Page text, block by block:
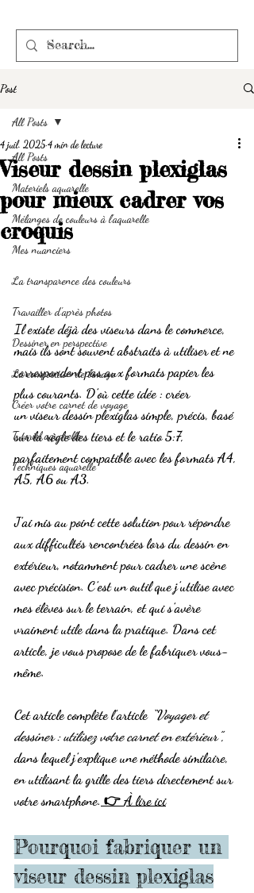
Post
All Posts
Materiels aquarelle
Mélanges de couleurs à l'aquarelle
Mes nuanciers
La transparence des couleurs
Travailler d'après photos
Dessiner en perspective
La composition de l'image
Créer votre carnet de voyage
Tutoriel aquarelle
Techniques aquarelle
All Posts
Viseur dessin plexiglas
pour mieux cadrer vos
croquis
4 juil. 2025 4 min de lecture
Il existe déjà des viseurs dans le commerce,
mais ils sont souvent abstraits à utiliser et ne
correspondent pas aux formats papier les
plus courants. D’où cette idée : créer
un viseur dessin plexiglas simple, précis, basé
sur la règle des tiers et le ratio 5:7,
parfaitement compatible avec les formats A4,
A5, A6 ou A3.
J’ai mis au point cette solution pour répondre
aux difficultés rencontrées lors du dessin en
extérieur, notamment pour cadrer une scène
avec précision. C’est un outil que j’utilise avec
mes élèves sur le terrain, et qui s’avère
vraiment utile dans la pratique. Dans cet
article, je vous propose de le fabriquer vous-
même.
Cet article complète l’article “Voyager et
dessiner : utilisez votre carnet en extérieur”,
dans lequel j’explique une méthode similaire,
en utilisant la grille des tiers directement sur
votre smartphone. 👉 À lire ici
Pourquoi fabriquer un
viseur dessin plexiglas